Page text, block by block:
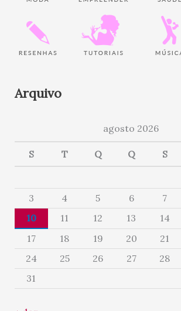
Arquivo
agosto 2026
S T Q Q S
3
4 5 6 7
10
11 12 13 14
17
18 19 20 21
24
25 26 27 28
31